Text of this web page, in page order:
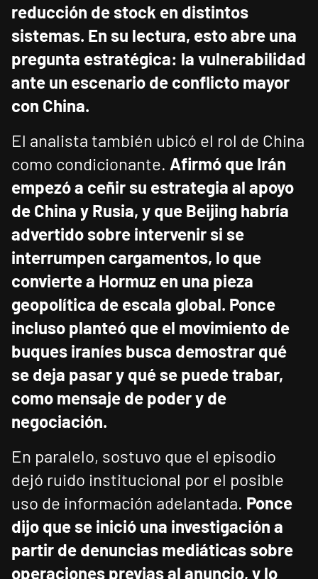
reducción de stock en distintos
sistemas. En su lectura, esto abre una
pregunta estratégica: la vulnerabilidad
ante un escenario de conflicto mayor
con China.
El analista también ubicó el rol de China
como condicionante. Afirmó que Irán
empezó a ceñir su estrategia al apoyo
de China y Rusia, y que Beijing habría
advertido sobre intervenir si se
interrumpen cargamentos, lo que
convierte a Hormuz en una pieza
geopolítica de escala global. Ponce
incluso planteó que el movimiento de
buques iraníes busca demostrar qué
se deja pasar y qué se puede trabar,
como mensaje de poder y de
negociación.
En paralelo, sostuvo que el episodio
dejó ruido institucional por el posible
uso de información adelantada. Ponce
dijo que se inició una investigación a
partir de denuncias mediáticas sobre
operaciones previas al anuncio, y lo